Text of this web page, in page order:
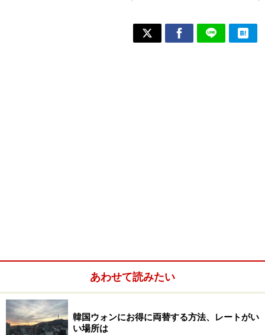
あわせて読みたい
韓国ウォンにお得に両替する方法、レートがい
い場所は